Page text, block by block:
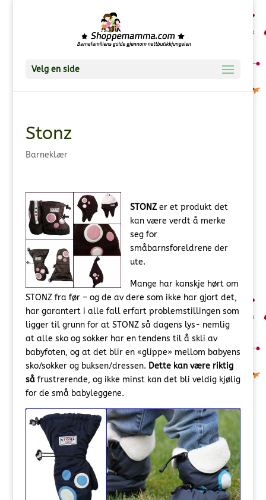
Velg en side
Stonz
Barneklær
STONZer et produkt det
kan være verdt å merke
seg for
småbarnsforeldrene der
ute.
Mange har kanskje hørt om
STONZ fra før – og de av dere som ikke har gjort det,
har garantert i alle fall erfart problemstillingen som
ligger til grunn for at STONZ så dagens lys- nemlig
at alle sko og sokker har en tendens til å skli av
babyfoten, og at det blir en «glippe» mellom babyens
sko/sokker og buksen/dressen. Dette kan være riktig
såfrustrerende, og ikke minst kan det bli veldig kjølig
for de små babyleggene.